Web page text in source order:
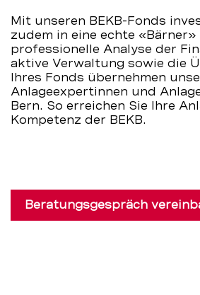
Mit unseren BEKB-Fonds
zudem in eine echte «Bärner»
professionelle Analyse der
aktive Verwaltung sowie die
Ihres Fonds übernehmen
Anlageexpertinnen und
Bern. So erreichen Sie Ihre
Kompetenz der BEKB.
Beratungsgespräch